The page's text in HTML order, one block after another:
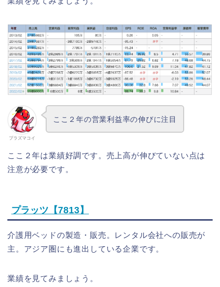
プラズマコイ
ここ２年の営業利益率の伸びに注目
ここ２年は業績好調です。売上高が伸びていない点は
注意が必要です。
プラッツ【7813】
介護用ベッドの製造・販売。レンタル会社への販売が
主。アジア圏にも進出している企業です。
業績を見てみましょう。